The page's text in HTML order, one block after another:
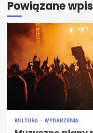
Powiązane
KULTURA WYDARZENIA